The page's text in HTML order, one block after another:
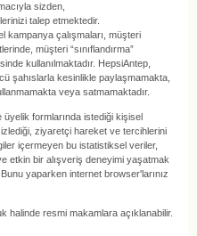
sizden,
talep etmektedir.
kampanya çalışmaları, müşteri
müşteri “sınıflandırma”
kullanılmaktadır. HepsiAntep,
şahıslarla kesinlikle paylaşmamakta,
veya satmamaktadır.
formlarında istediği kişisel
izlediği, ziyaretçi hareket ve tercihlerini
içermeyen bu istatistiksel veriler,
etkin bir alışveriş deneyimi yaşatmak
yaparken internet browser'larınız
halinde resmi makamlara açıklanabilir.